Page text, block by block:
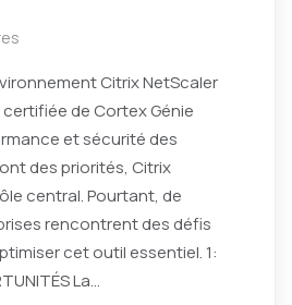
Citrix NetScaler
de Cortex Génie
et sécurité des
des priorités, Citrix
central. Pourtant, de
rencontrent des défis
cet outil essentiel. 1:
La…